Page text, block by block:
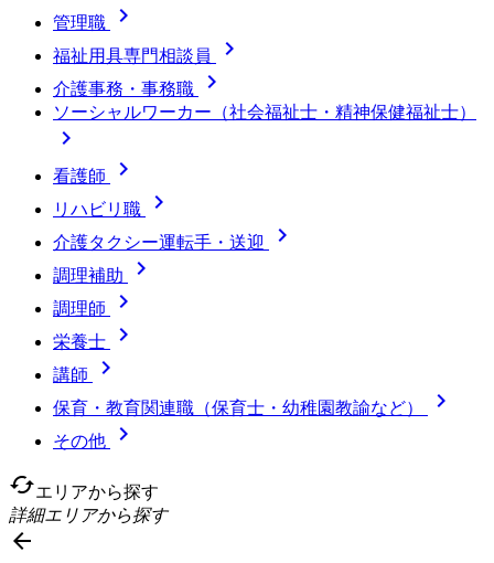
管理職 
福祉用具専門相談員 
介護事務・事務職 
ソーシャルワーカー（社会福祉士・精神保健福祉士）

看護師 
リハビリ職 
介護タクシー運転手・送迎 
調理補助 
調理師 
栄養士 
講師 
保育・教育関連職（保育士・幼稚園教諭など） 
その他

cachedエリアから探す
詳細エリアから探す
